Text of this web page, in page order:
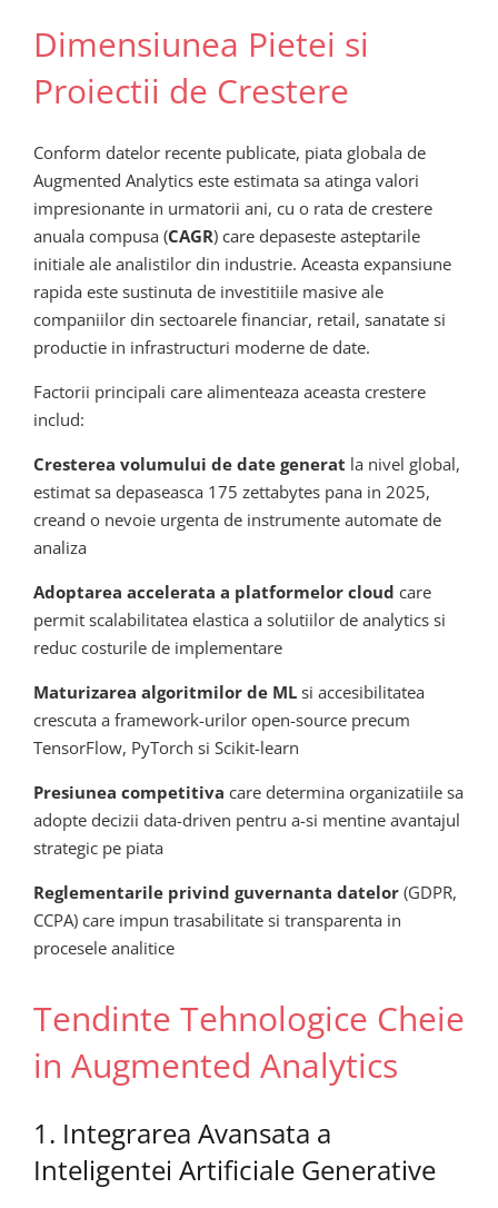
Dimensiunea Pietei si
Proiectii de Crestere
Conform datelor recente publicate, piata globala de
Augmented Analytics este estimata sa atinga valori
impresionante in urmatorii ani, cu o rata de crestere
anuala compusa (CAGR) care depaseste asteptarile
initiale ale analistilor din industrie. Aceasta expansiune
rapida este sustinuta de investitiile masive ale
companiilor din sectoarele financiar, retail, sanatate si
productie in infrastructuri moderne de date.
Factorii principali care alimenteaza aceasta crestere
includ:
Cresterea volumului de date generat la nivel global,
estimat sa depaseasca 175 zettabytes pana in 2025,
creand o nevoie urgenta de instrumente automate de
analiza
Adoptarea accelerata a platformelor cloud care
permit scalabilitatea elastica a solutiilor de analytics si
reduc costurile de implementare
Maturizarea algoritmilor de ML si accesibilitatea
crescuta a framework-urilor open-source precum
TensorFlow, PyTorch si Scikit-learn
Presiunea competitiva care determina organizatiile sa
adopte decizii data-driven pentru a-si mentine avantajul
strategic pe piata
Reglementarile privind guvernanta datelor (GDPR,
CCPA) care impun trasabilitate si transparenta in
procesele analitice
Tendinte Tehnologice Cheie
in Augmented Analytics
1. Integrarea Avansata a
Inteligentei Artificiale Generative